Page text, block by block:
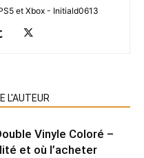
et Xbox - Initiald0613
L'AUTEUR
Vinyle Coloré –
et où l’acheter